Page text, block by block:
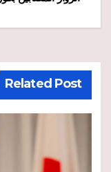
Related Post